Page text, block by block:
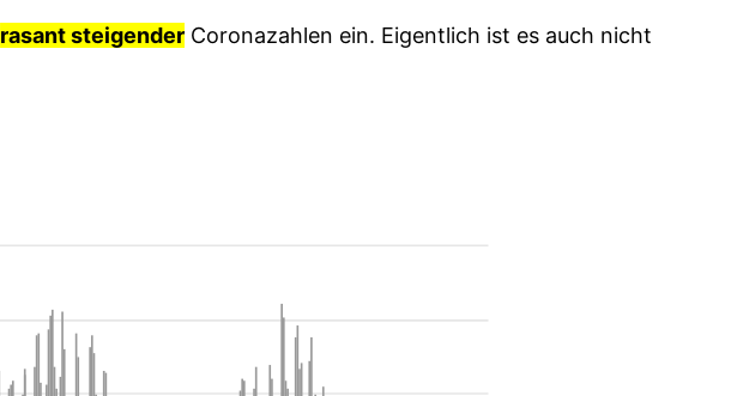
rasant steigender Coronazahlen ein. Eigentlich ist es auch nicht